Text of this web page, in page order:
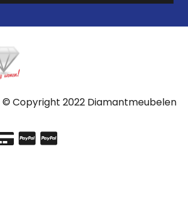
© Copyright 2022 Diamantmeubelen